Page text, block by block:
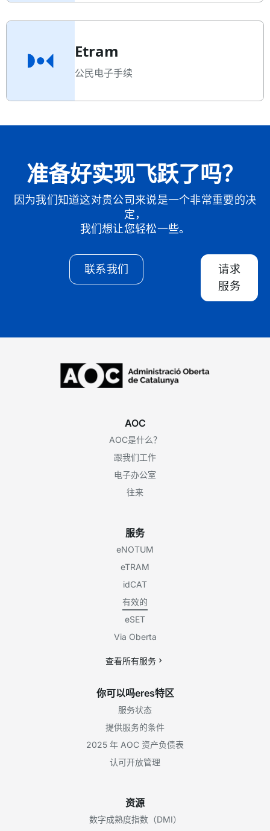
Etram
公民电子手续
准备好实现飞跃了吗？
因为我们知道这对贵公司来说是一个非常重要的决
定，
我们想让您轻松一些。
联系我们
请求
服务
AOC
AOC是什么？
跟我们工作
电子办公室
往来
服务
eNOTUM
eTRAM
idCAT
有效的
eSET
Via Oberta
查看所有服务
你可以吗eres特区
服务状态
提供服务的条件
2025 年 AOC 资产负债表
认可开放管理
资源
数字成熟度指数（DMI）